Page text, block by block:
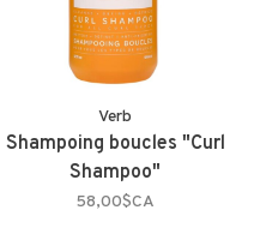
Verb
Shampoing boucles "Curl
Shampoo"
58,00$CA